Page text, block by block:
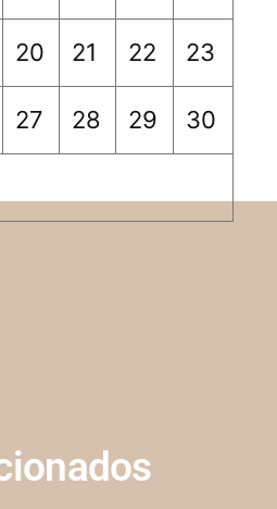
20 21 22 23
27 28 29 30